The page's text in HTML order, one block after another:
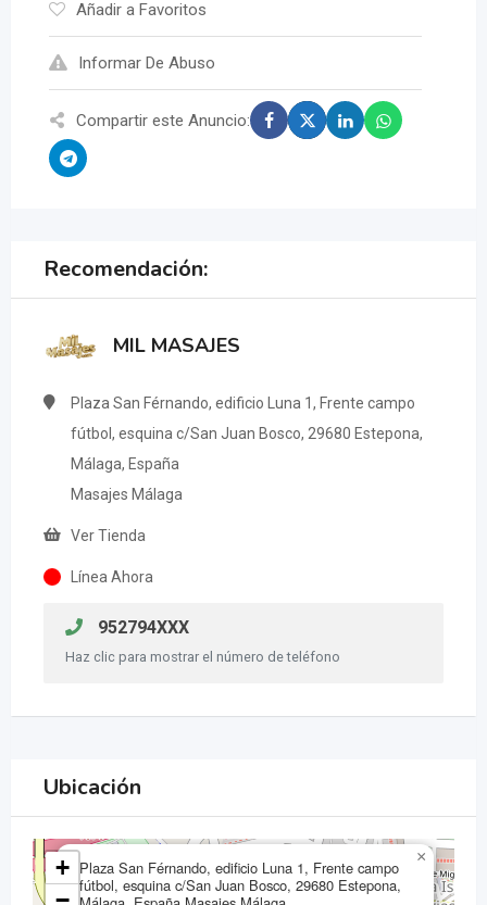
Añadir a Favoritos
Informar De Abuso
Compartir este Anuncio:
Recomendación:
MIL MASAJES
Plaza San Férnando, edificio Luna 1, Frente campo
fútbol, esquina c/San Juan Bosco, 29680 Estepona,
Málaga, España
Masajes Málaga
Ver Tienda
Línea Ahora
952794XXX
Haz clic para mostrar el número de teléfono
Ubicación
Plaza San Férnando, edificio Luna 1, Frente campo
fútbol, esquina c/San Juan Bosco, 29680 Estepona,
×
+